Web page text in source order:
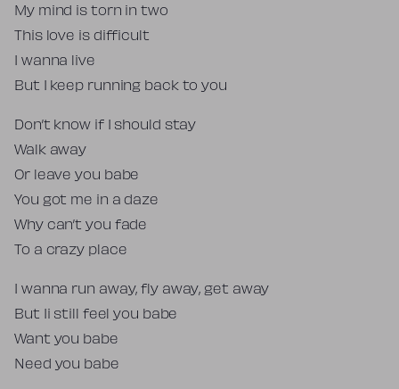
My mind is torn in two
This love is difficult
I wanna live
But I keep running back to you
Don’t know if I should stay
Walk away
Or leave you babe
You got me in a daze
Why can’t you fade
To a crazy place
I wanna run away, fly away, get away
But Ii still feel you babe
Want you babe
Need you babe